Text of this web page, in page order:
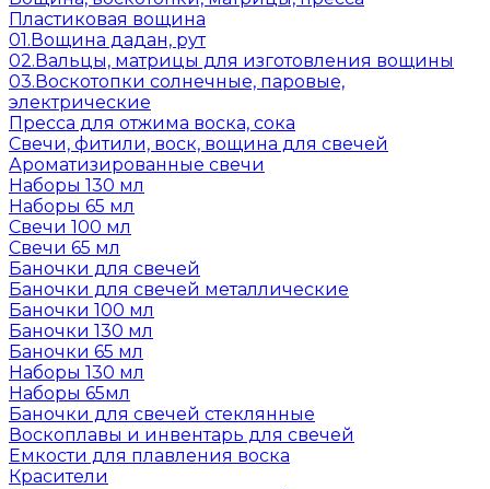
Пластиковая вощина
01.Вощина дадан, рут
02.Вальцы, матрицы для изготовления вощины
03.Воскотопки солнечные, паровые,
электрические
Пресса для отжима воска, сока
Свечи, фитили, воск, вощина для свечей
Ароматизированные свечи
Наборы 130 мл
Наборы 65 мл
Свечи 100 мл
Свечи 65 мл
Баночки для свечей
Баночки для свечей металлические
Баночки 100 мл
Баночки 130 мл
Баночки 65 мл
Наборы 130 мл
Наборы 65мл
Баночки для свечей стеклянные
Воскоплавы и инвентарь для свечей
Емкости для плавления воска
Красители